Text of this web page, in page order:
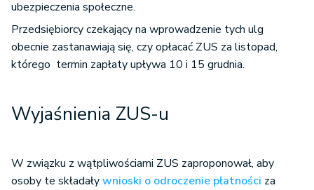
ubezpieczenia społeczne.
Przedsiębiorcy czekający na wprowadzenie tych ulg
obecnie zastanawiają się, czy opłacać ZUS za listopad,
którego termin zapłaty upływa 10 i 15 grudnia.
Wyjaśnienia ZUS-u
W związku z wątpliwościami ZUS zaproponował, aby
osoby te składaływnioski o odroczenie płatności za